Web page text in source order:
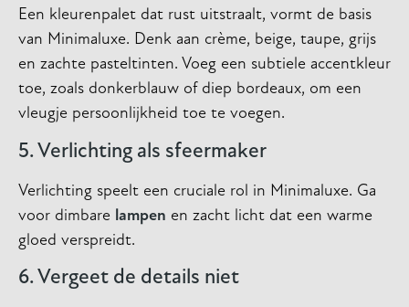
Een kleurenpalet dat rust uitstraalt, vormt de basis
van Minimaluxe. Denk aan crème, beige, taupe, grijs
en zachte pasteltinten. Voeg een subtiele accentkleur
toe, zoals donkerblauw of diep bordeaux, om een
vleugje persoonlijkheid toe te voegen.
5. Verlichting als sfeermaker
Verlichting speelt een cruciale rol in Minimaluxe. Ga
voor dimbare lampen en zacht licht dat een warme
gloed verspreidt.
6. Vergeet de details niet